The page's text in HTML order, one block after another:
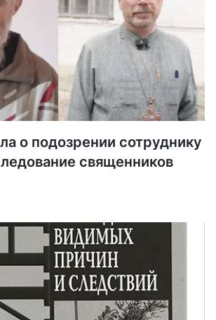
о подозрении сотруднику
священников